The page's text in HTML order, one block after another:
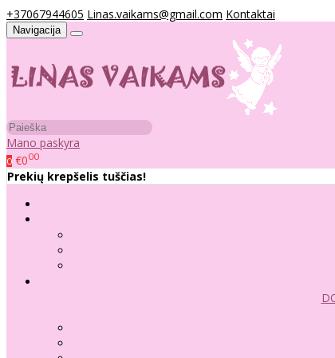
+37067944605 Linas.vaikams@gmail.com Kontaktai
Navigacija
Mano paskyra
0 €000
Prekių krepšelis tuščias!